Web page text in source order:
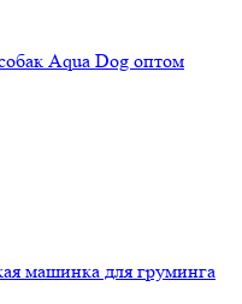
Aqua Dog оптом
машинка для груминга